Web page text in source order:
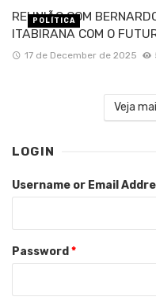
REUNIÃO COM
ITABIRANA COM O
17 de December de 2025
POLÍTICA
Veja
LOGIN
Username or Email
Password *